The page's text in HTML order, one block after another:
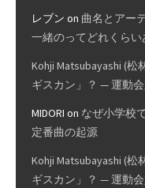
レブン on 曲名とアー
一緒のってどれくらい
Kohji Matsubayashi (松
ギスカン」？ — 運動
MIDORI on なぜ小学校
定番曲の起源
Kohji Matsubayashi (松
ギスカン」？ — 運動